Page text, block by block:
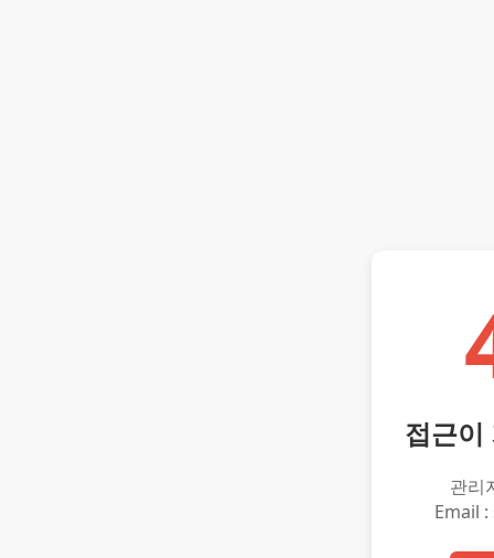
접근이
관리
Email